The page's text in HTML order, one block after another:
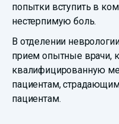
попытки вступить в
нестерпимую боль.
В отделении
прием опытные врачи,
квалифицированную
пациентам,
пациентам.